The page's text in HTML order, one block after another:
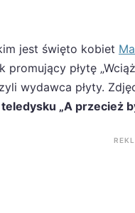
jest święto kobiet
płytę
wydawca płyty.
„A przecież